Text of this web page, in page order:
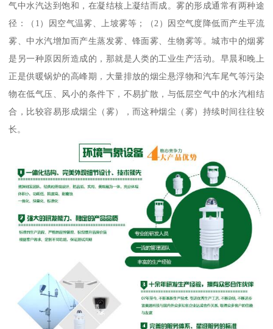
气中水汽达到饱和，在凝结核上凝结而成。雾的形成通常有两种途
径：（1）因空气温雾、上坡雾等；（2）因空气度降低而产生平流
雾、中水汽增加而产生蒸发雾、锋面雾、生物雾等。城市中的烟雾
是另一种原因所造成的，那就是人类的工业生产活动。早晨和晚上
正是供暖锅炉的高峰期，大量排放的烟尘悬浮物和汽车尾气等污染
物在低气压、风小的条件下，不易扩散，与低层空气中的水汽相结
合，比较容易形成烟尘（雾），而这种烟尘（雾）持续时间往往较
长。